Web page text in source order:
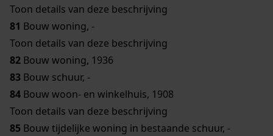
Toon details van deze beschrijving
81 Bouw woning, -
Toon details van deze beschrijving
82 Bouw woning, 1936
83 Bouw schuur, -
84 Bouw woon- en winkelhuis, 1908
Toon details van deze beschrijving
85 Bouw tijdelijke woning in bestaande schuur, -